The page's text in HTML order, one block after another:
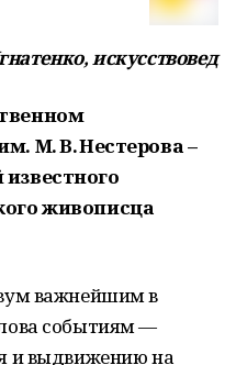
искусствовед
М. В. Нестерова –
живописца
важнейшим в
событиям —
и выдвижению на